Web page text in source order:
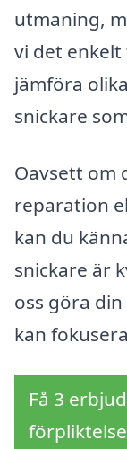
utmaning,
vi det
jämföra
snickare
Oavsett om
reparation
kan du
snickare är
oss göra
kan
Få 3